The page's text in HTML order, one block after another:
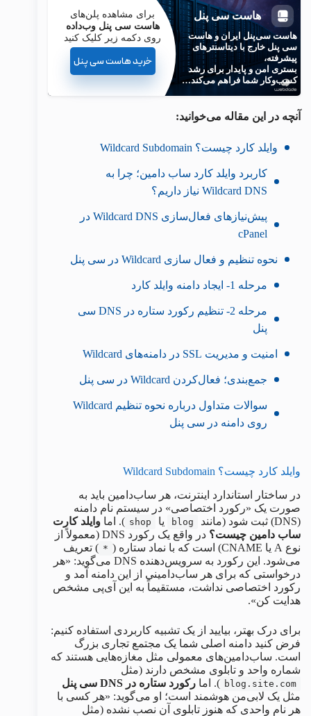
هاست سی پنل
هاست سی‌پنل ایران و هاست
سی پنل خارج با دیتاسنترهای
پیشرفته،
بستری امن و پایدار برای رشد
کسب‌وکار شما فراهم می‌کند…
برای مشاهده پلن‌های
هاست سی پنل وب‌داده
روی دکمه زیر کلیک کنید
خرید هاست سی پنل
آنچه در این مقاله می‌خوانید:
وایلد کارد چیست؟ Wildcard Subdomain
کاربرد وایلد کارد ساب دامین؛ چرا به
Wildcard DNS نیاز داریم؟
پیش‌نیازهای فعال‌سازی Wildcard DNS در
cPanel
نحوه تنظیم و فعال سازی Wildcard در سی پنل
مرحله 1- ایجاد دامنه وایلد کارد
مرحله 2- تنظیم رکورد ستاره در DNS سی
پنل
امنیت و مدیریت SSL در دامنه‌های Wildcard
جمع‌بندی؛ فعال‌کردن Wildcard در سی پنل
سوالات متداول درباره نحوه تنظیم Wildcard
روی دامنه در سی پنل
وایلد کارد چیست؟ Wildcard Subdomain
در ساختار استاندارد اینترنت، هر ساب‌دامین باید به
صورت یک «رکورد اختصاصی» در سیستم نام دامنه
(DNS) ثبت شود (مانند
blog یا shop ). اما وایلد کارت
ساب دامین چیست؟
در واقع یک رکورد DNS (معمولاً از
نوع A یا CNAME) است که با نماد ستاره (
* ) تعریف
می‌شود. این رکورد به سرویس‌دهنده DNS می‌گوید: «هر
درخواستی که برای هر ساب‌دامینی از این دامنه آمد و
رکورد اختصاصی نداشت، مستقیماً به این آی‌پی مشخص
هدایت کن».
برای درک بهتر، بیایید از یک تشبیه کاربردی استفاده کنیم:
فرض کنید دامنه اصلی شما یک مجتمع تجاری بزرگ
است. ساب‌دامین‌های معمولی مثل مغازه‌هایی هستند که
شماره واحد و تابلوی مشخص دارند (مثل
blog.site.com ). اما رکورد ستاره در DNS سی پنل
مثل یک لابی‌من هوشمند است؛ او می‌گوید: «هر کسی با
هر نام واحدی که هنوز تابلوی آن نصب نشده (مثل